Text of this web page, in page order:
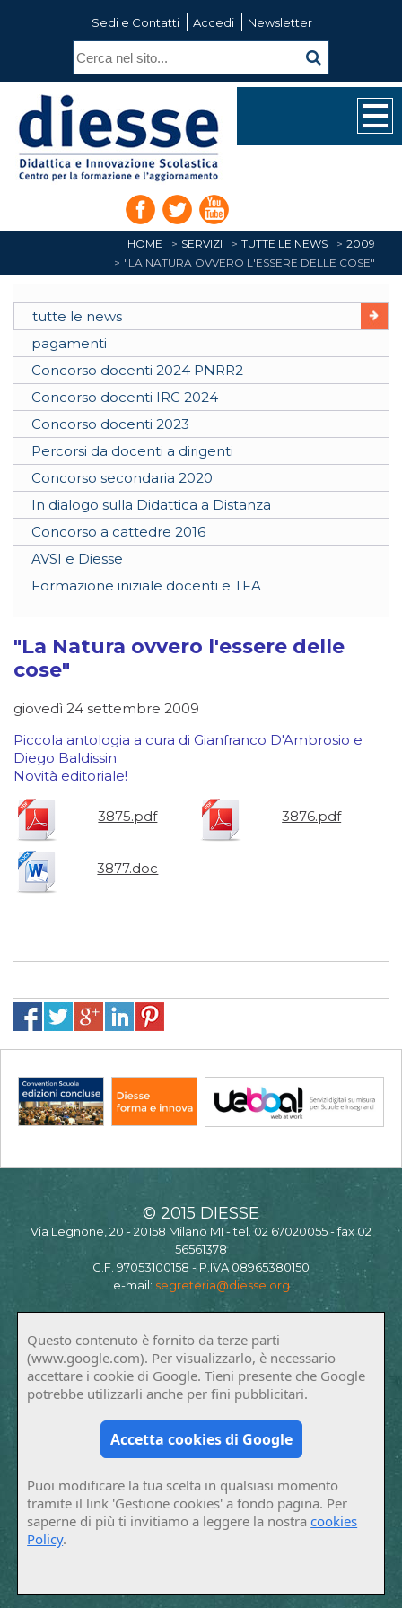
Sedi e Contatti Accedi Newsletter
HOME SERVIZI TUTTE LE NEWS
2009
"LA NATURA OVVERO L'ESSERE DELLE COSE"
tutte le news
pagamenti
Concorso docenti 2024 PNRR2
Concorso docenti IRC 2024
Concorso docenti 2023
Percorsi da docenti a dirigenti
Concorso secondaria 2020
In dialogo sulla Didattica a Distanza
Concorso a cattedre 2016
AVSI e Diesse
Formazione iniziale docenti e TFA
"La Natura ovvero l'essere delle
cose"
giovedì 24 settembre 2009
Piccola antologia a cura di Gianfranco D'Ambrosio e
Diego Baldissin
Novità editoriale!
3875.pdf 3876.pdf
3877.doc
© 2015 DIESSE
Via Legnone, 20 - 20158 Milano MI - tel. 02 67020055 - fax 02
56561378
C.F. 97053100158 - P.IVA 08965380150
e-mail: segreteria@diesse.org
Questo contenuto è fornito da terze parti
(www.google.com). Per visualizzarlo, è necessario
accettare i cookie di Google. Tieni presente che Google
potrebbe utilizzarli anche per fini pubblicitari.
Accetta cookies di Google
Puoi modificare la tua scelta in qualsiasi momento
tramite il link 'Gestione cookies' a fondo pagina. Per
saperne di più ti invitiamo a leggere la nostracookies
Policy.